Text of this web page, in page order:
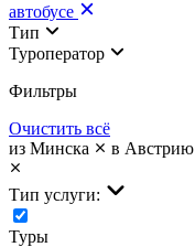
автобусе
Тип
Туроператор
Фильтры
Очистить всё
из Минска
в Австрию
Тип услуги:
Туры